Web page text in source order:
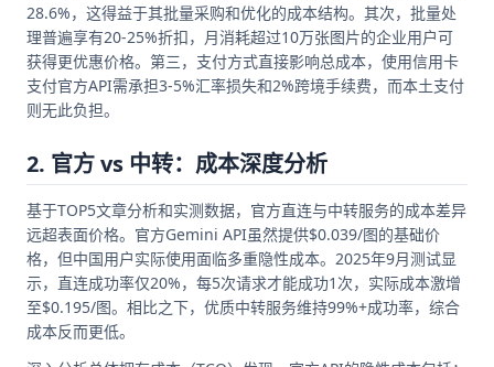
28.6%，这得益于其批量采购和优化的成本结构。其次，批量处
理普遍享有20-25%折扣，月消耗超过10万张图片的企业用户可
获得更优惠价格。第三，支付方式直接影响总成本，使用信用卡
支付官方API需承担3-5%汇率损失和2%跨境手续费，而本土支付
则无此负担。
2. 官方 vs 中转：成本深度分析
基于TOP5文章分析和实测数据，官方直连与中转服务的成本差异
远超表面价格。官方Gemini API虽然提供$0.039/图的基础价
格，但中国用户实际使用面临多重隐性成本。2025年9月测试显
示，直连成功率仅20%，每5次请求才能成功1次，实际成本激增
至$0.195/图。相比之下，优质中转服务维持99%+成功率，综合
成本反而更低。